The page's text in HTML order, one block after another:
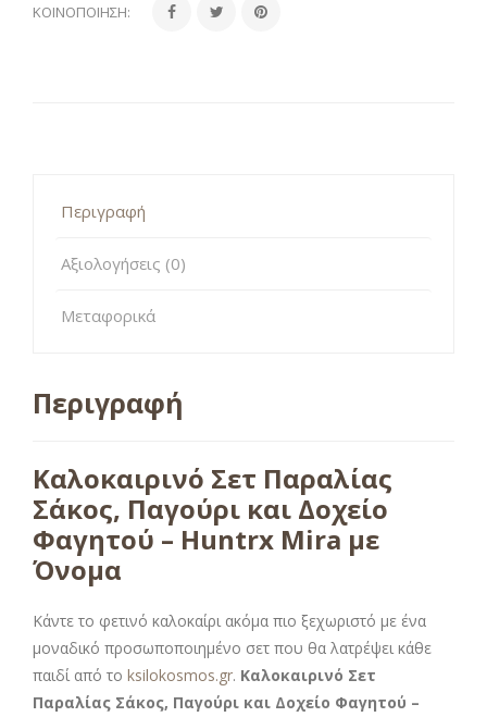
ΚΟΙΝΟΠΟΊΗΣΗ:
Περιγραφή
Αξιολογήσεις (0)
Μεταφορικά
Περιγραφή
Καλοκαιρινό Σετ Παραλίας
Σάκος, Παγούρι και Δοχείο
Φαγητού – Huntrx Mira με
Όνομα
Κάντε το φετινό καλοκαίρι ακόμα πιο ξεχωριστό με ένα
μοναδικό προσωποποιημένο σετ που θα λατρέψει κάθε
παιδί από το ksilokosmos.gr. Καλοκαιρινό Σετ
Παραλίας Σάκος, Παγούρι και Δοχείο Φαγητού –